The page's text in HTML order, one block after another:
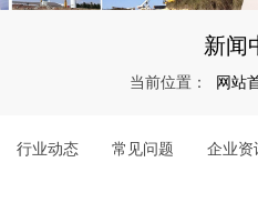
新闻
当前位置： 网站
行业动态 常见问题 企业资